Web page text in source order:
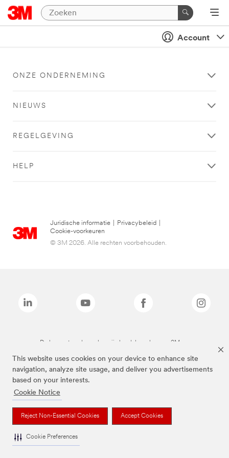
This website uses cookies on your device to enhance site
navigation, analyze site usage, and deliver you advertisements
based on your interests.
Cookie Notice
Reject Non-Essential Cookies Accept Cookies
Cookie Preferences
Account
ONZE ONDERNEMING
NIEUWS
REGELGEVING
HELP
Juridische informatie Privacybeleid
Cookie-voorkeuren
© 3M 2026. Alle rechten voorbehouden.
De bovenstaande merken zijn handelsmerken van 3M.we